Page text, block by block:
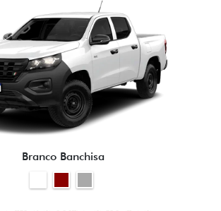
Branco Banchisa